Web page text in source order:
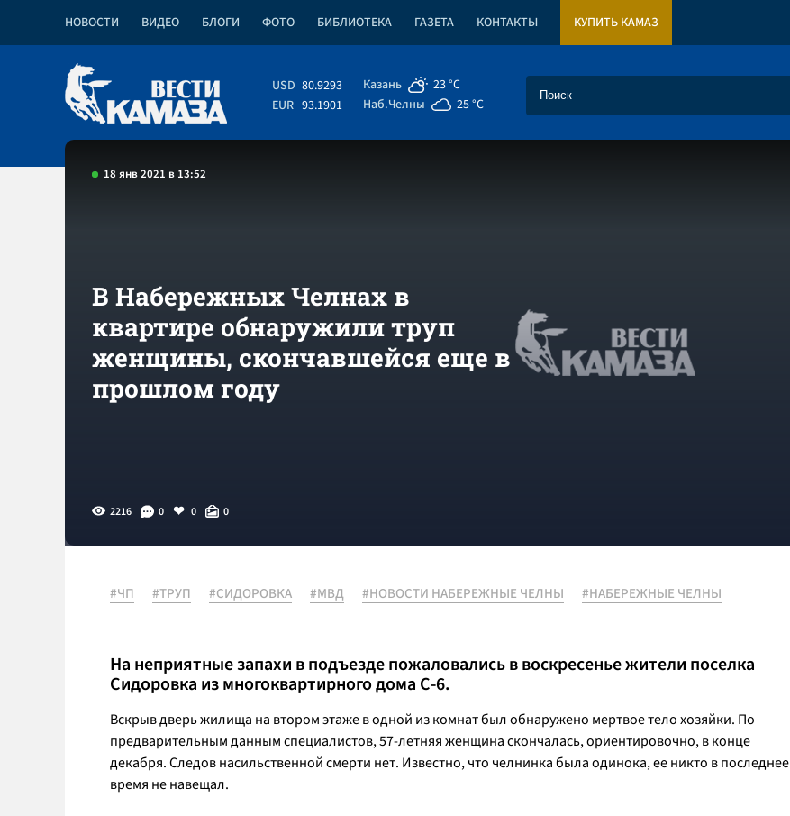
НОВОСТИ ВИДЕО БЛОГИ ФОТО БИБЛИОТЕКА ГАЗЕТА КОНТАКТЫ КУПИТЬ КАМАЗ
USD 80.9293
EUR 93.1901
Казань
23 °C
Наб.Челны
25 °C
18 янв 2021 в 13:52
В Набережных Челнах в
квартире обнаружили труп
женщины, скончавшейся еще в
прошлом году
2216 0 0 0
#ЧП #ТРУП #СИДОРОВКА #МВД #НОВОСТИ НАБЕРЕЖНЫЕ ЧЕЛНЫ #НАБЕРЕЖНЫЕ ЧЕЛНЫ
На неприятные запахи в подъезде пожаловались в воскресенье жители поселка
Сидоровка из многоквартирного дома С-6.
Вскрыв дверь жилища на втором этаже в одной из комнат был обнаружено мертвое тело хозяйки. По
предварительным данным специалистов, 57-летняя женщина скончалась, ориентировочно, в конце
декабря. Следов насильственной смерти нет. Известно, что челнинка была одинока, ее никто в последнее
время не навещал.